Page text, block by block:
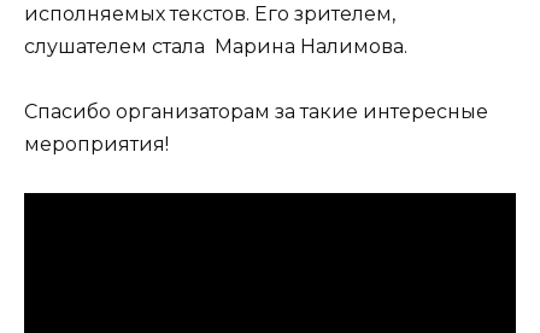
исполняемых текстов. Его зрителем,
слушателем стала Марина Налимова.
Спасибо организаторам за такие интересные
мероприятия!